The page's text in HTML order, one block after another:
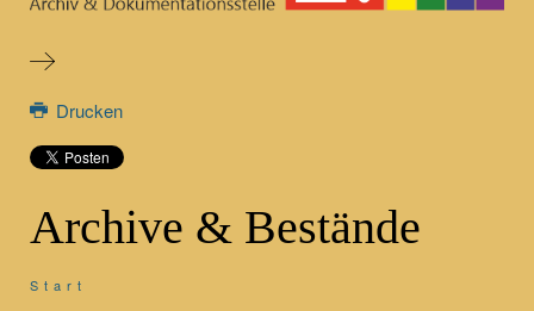
Drucken
Archive & Bestände
Start